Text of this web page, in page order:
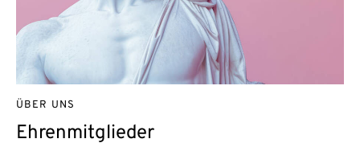
Ehrenmitglieder
ÜBER UNS